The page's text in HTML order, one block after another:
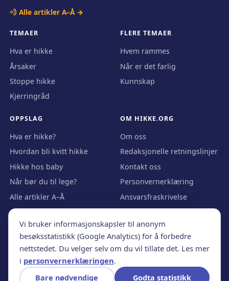
💨 Alle artikler A–Å →
TEMAER
Hva er hikke
Årsaker
Stoppe hikke
Kjerringråd
FLERE TEMAER
Hvem rammes
Når er det farlig
Kunnskap
OPPSLAG
Hva er hikke?
Hvordan bli kvitt hikke
Hikke hos baby
Når bør du til lege?
Alle artikler A–Å
OM HIKKE.ORG
Om oss
Redaksjonelle retningslinjer
Kontakt oss
Personvernerklæring
Ansvarsfraskrivelse
Bildekreditt
© 2026 Hikke.org · Utgitt av Nordic Webinvest Ltd · Ansvarlig
redaktør Terje Moy
Innholdet er generell informasjon, ikke individuell medisinsk
Vi bruker informasjonskapsler til anonym
besøksstatistikk (Google Analytics) for å forbedre
nettstedet. Du velger selv om du vil tillate det. Les mer
i personvernerklæringen.
Bare nødvendige Godta statistikk